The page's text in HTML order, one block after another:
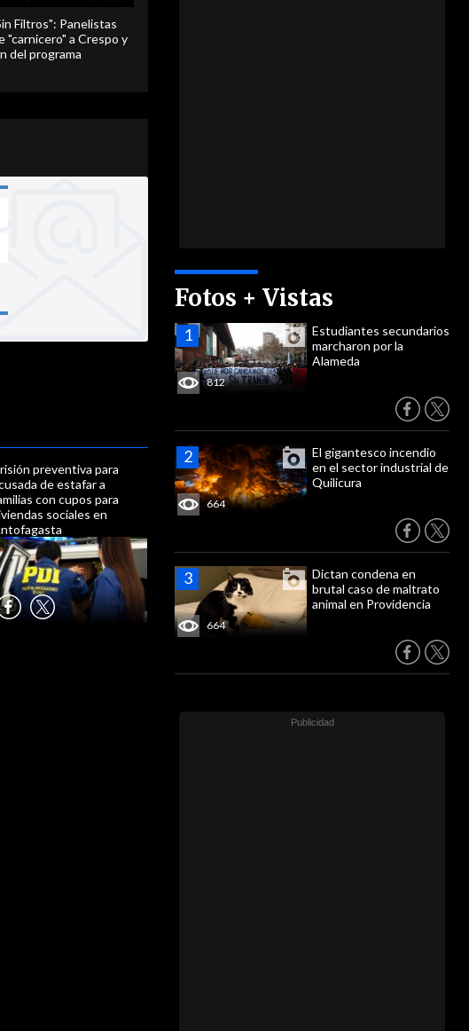
Fotos + Vistas
812
Estudiantes secundarios
marcharon por la
Alameda
664
El gigantesco incendio
en el sector industrial de
Quilicura
664
Dictan condena en
brutal caso de maltrato
animal en Providencia
Filtros": Panelistas
"carnicero" a Crespo y
del programa
preventiva para
de estafar a
con cupos para
sociales en